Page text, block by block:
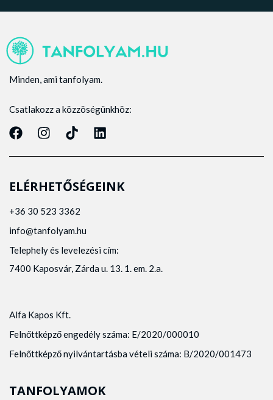
Minden, ami tanfolyam.
Csatlakozz a közzöségünkhöz:
ELÉRHETŐSÉGEINK
+36 30 523 3362
info@tanfolyam.hu
Telephely és levelezési cím:
7400 Kaposvár, Zárda u. 13. 1. em. 2.a.
Alfa Kapos Kft.
Felnőttképző engedély száma: E/2020/000010
Felnőttképző nyilvántartásba vételi száma: B/2020/001473
TANFOLYAMOK